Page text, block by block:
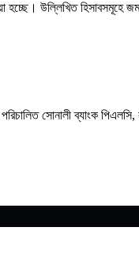
হচ্ছে। উল্লিখিত
সোনালী ব্যাংক